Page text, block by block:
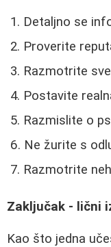
Detaljno se
Proverite
Razmotrite
Postavite
Razmislite o
Ne žurite s
Razmotrite
Zaključak - lični
Kao što jedna